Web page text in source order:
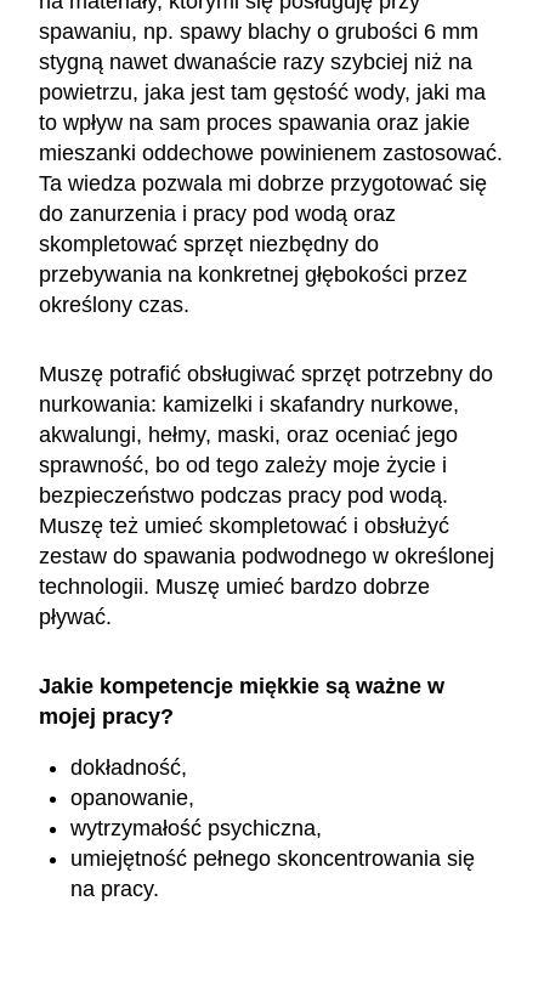
spawaniu, np. spawy blachy o grubości 6 mm
stygną nawet dwanaście razy szybciej niż na
powietrzu, jaka jest tam gęstość wody, jaki ma
to wpływ na sam proces spawania oraz jakie
mieszanki oddechowe powinienem zastosować.
Ta wiedza pozwala mi dobrze przygotować się
do zanurzenia i pracy pod wodą oraz
skompletować sprzęt niezbędny do
przebywania na konkretnej głębokości przez
określony czas.
Muszę potrafić obsługiwać sprzęt potrzebny do
nurkowania: kamizelki i skafandry nurkowe,
akwalungi, hełmy, maski, oraz oceniać jego
sprawność, bo od tego zależy moje życie i
bezpieczeństwo podczas pracy pod wodą.
Muszę też umieć skompletować i obsłużyć
zestaw do spawania podwodnego w określonej
technologii. Muszę umieć bardzo dobrze
pływać.
Jakie kompetencje miękkie są ważne w
mojej pracy?
dokładność,
opanowanie,
wytrzymałość psychiczna,
umiejętność pełnego skoncentrowania się
na pracy.